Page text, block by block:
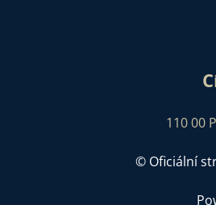
110 00
© Oficiální